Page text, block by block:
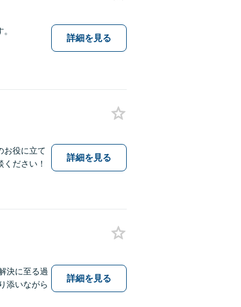
詳細を見る
お役に立て
ださい！
詳細を見る
決に至る過
添いながら
詳細を見る